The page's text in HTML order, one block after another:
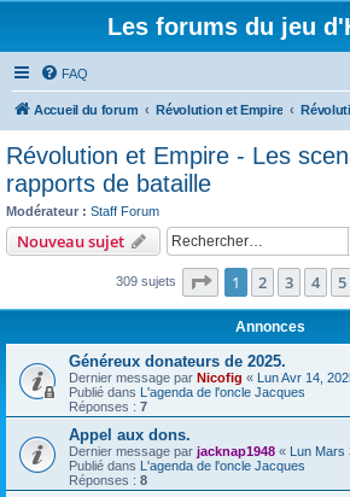
Les forums du jeu
FAQ
Accueil du forum Révolution et Empire
Révolution et Empire - Les
rapports de bataille
Modérateur : Staff Forum
Nouveau sujet
309 sujets Page 1sur7
1 2 3 4 5
Annonces
Généreux donateurs de 2025.
Dernier message par Nicofig « Lun Avr 14,
Publié dans L'agenda de l'oncle Jacques
Réponses : 7
Appel aux dons.
Dernier message par jacknap1948 « Lun Mars
Publié dans L'agenda de l'oncle Jacques
Réponses : 8